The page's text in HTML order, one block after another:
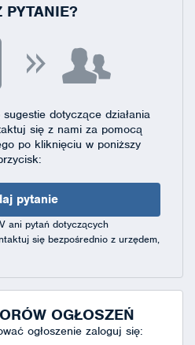
PYTANIE?
dotyczące działania
się z nami za pomocą
po kliknięciu w poniższy
pytanie
ani pytań dotyczących
się bezpośrednio z urzędem,
OGŁOSZEŃ
ogłoszenie zaloguj się: